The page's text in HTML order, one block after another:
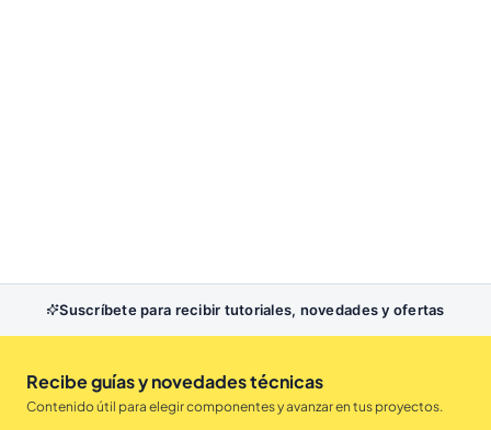
Suscríbete para recibir tutoriales, novedades y ofertas
Recibe guías y novedades técnicas
Contenido útil para elegir componentes y avanzar en tus proyectos.